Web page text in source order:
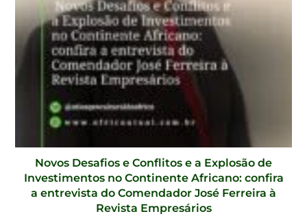
Novos Desafios e Conflitos e a Explosão de
Investimentos no Continente Africano: confira
a entrevista do Comendador José Ferreira à
Revista Empresários